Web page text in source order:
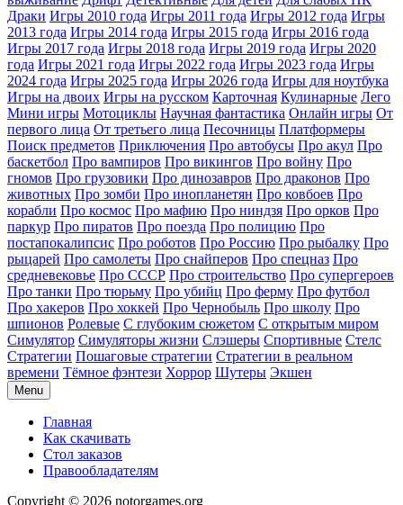
Драки Игры 2010 года Игры 2011 года Игры 2012 года Игры
2013 года Игры 2014 года Игры 2015 года Игры 2016 года
Игры 2017 года Игры 2018 года Игры 2019 года Игры 2020
года Игры 2021 года Игры 2022 года Игры 2023 года Игры
2024 года Игры 2025 года Игры 2026 года Игры для ноутбука
Игры на двоих Игры на русском Карточная Кулинарные Лего
Мини игры Мотоциклы Научная фантастика Онлайн игры От
первого лица От третьего лица Песочницы Платформеры
Поиск предметов Приключения Про автобусы Про акул Про
баскетбол Про вампиров Про викингов Про войну Про
гномов Про грузовики Про динозавров Про драконов Про
животных Про зомби Про инопланетян Про ковбоев Про
корабли Про космос Про мафию Про ниндзя Про орков Про
паркур Про пиратов Про поезда Про полицию Про
постапокалипсис Про роботов Про Россию Про рыбалку Про
рыцарей Про самолеты Про снайперов Про спецназ Про
средневековье Про СССР Про строительство Про супергероев
Про танки Про тюрьму Про убийц Про ферму Про футбол
Про хакеров Про хоккей Про Чернобыль Про школу Про
шпионов Ролевые С глубоким сюжетом С открытым миром
Симулятор Симуляторы жизни Слэшеры Спортивные Стелс
Стратегии Пошаговые стратегии Стратегии в реальном
времени Тёмное фэнтези Хоррор Шутеры Экшен
Menu
Главная
Как скачивать
Стол заказов
Правообладателям
Copyright © 2026 notorgames.org